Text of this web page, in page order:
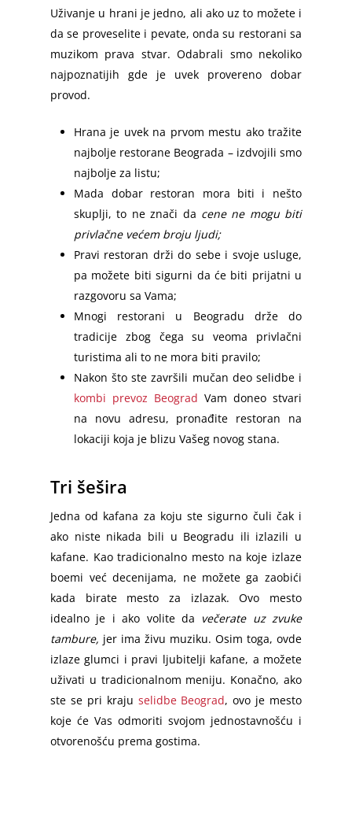
Uživanje u hrani je jedno, ali ako uz to možete i
da se proveselite i pevate, onda su restorani sa
muzikom prava stvar. Odabrali smo nekoliko
najpoznatijih gde je uvek provereno dobar
provod.
Hrana je uvek na prvom mestu ako tražite
najbolje restorane Beograda – izdvojili smo
najbolje za listu;
Mada dobar restoran mora biti i nešto
skuplji, to ne znači da cene ne mogu biti
privlačne većem broju ljudi;
Pravi restoran drži do sebe i svoje usluge,
pa možete biti sigurni da će biti prijatni u
razgovoru sa Vama;
Mnogi restorani u Beogradu drže do
tradicije zbog čega su veoma privlačni
turistima ali to ne mora biti pravilo;
Nakon što ste završili mučan deo selidbe i
kombi prevoz Beograd Vam doneo stvari
na novu adresu, pronađite restoran na
lokaciji koja je blizu Vašeg novog stana.
Tri šešira
Jedna od kafana za koju ste sigurno čuli čak i
ako niste nikada bili u Beogradu ili izlazili u
kafane. Kao tradicionalno mesto na koje izlaze
boemi već decenijama, ne možete ga zaobići
kada birate mesto za izlazak. Ovo mesto
idealno je i ako volite da večerate uz zvuke
tambure, jer ima živu muziku. Osim toga, ovde
izlaze glumci i pravi ljubitelji kafane, a možete
uživati u tradicionalnom meniju. Konačno, ako
ste se pri kraju selidbe Beograd, ovo je mesto
koje će Vas odmoriti svojom jednostavnošću i
otvorenošću prema gostima.